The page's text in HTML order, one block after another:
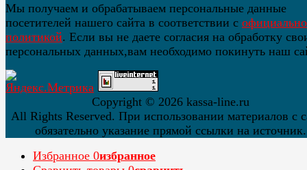
Мы получаем и обрабатываем персональные данные
посетителей нашего сайта в соответствии с
политикой. Если вы не даете согласия на обработку
персональных данных,вам необходимо покинуть наш
Copyright © 2026 kassa-line.ru
All Rights Reserved. При использовании материалов с
обязательно указание прямой ссылки на источник.
Избранное 0избранное